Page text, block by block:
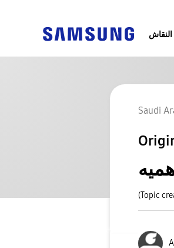
Saudi
(Topic